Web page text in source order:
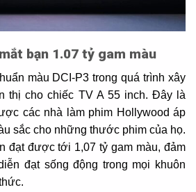
bạn 1.07 tỷ gam màu
màu DCI-P3 trong quá trình xây
thị cho chiếc TV A 55 inch. Đây là
các nhà làm phim Hollywood áp
sắc cho những thước phim của họ.
đạt được tới 1,07 tỷ gam màu, đảm
đạt sống động trong mọi khuôn